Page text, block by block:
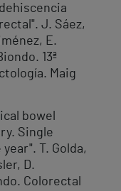
J. Sáez,
E.
13ª
Maig
bowel
Single
T. Golda,
D.
Colorectal